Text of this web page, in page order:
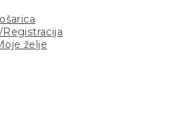
Registracija
želje